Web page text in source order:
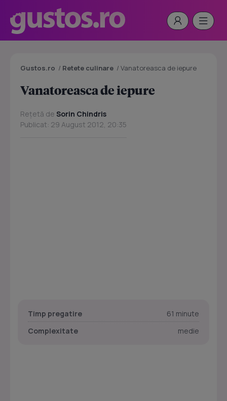
Gustos.ro / Retete culinare / Vanatoreasca de iepure
Vanatoreasca de iepure
Rețetă de Sorin Chindris
Publicat: 29 August 2012, 20:35
Timp pregatire
61 minute
Complexitate
medie